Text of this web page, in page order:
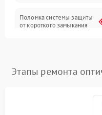
Корпус/Герметичность
Поломка системы защиты
от короткого замыкания
Этапы ремонта